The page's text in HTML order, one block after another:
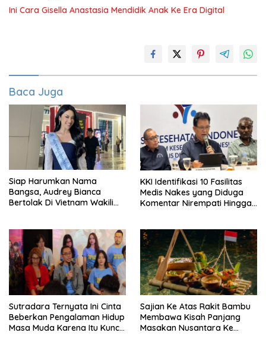
Ini Cara Gisella Anastasia Mendidik Anak Ke Era Digital
Baca Juga
Siap Harumkan Nama
Bangsa, Audrey Bianca
Bertolak Di Vietnam Wakili
KKI Identifikasi 10 Fasilitas
Medis Nakes yang Diduga
Komentar Nirempati Hingga
Sutradara Ternyata Ini Cinta
Beberkan Pengalaman Hidup
Masa Muda Karena Itu Kunci
Sajian Ke Atas Rakit Bambu
Membawa Kisah Panjang
Masakan Nusantara Ke